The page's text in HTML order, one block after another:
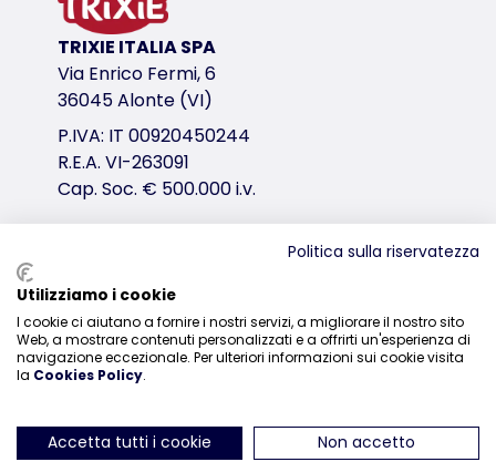
prodotto testato da un organismo indipendente
variante di prodotto
variante di prodotto: numero unico del
Misure
ø 6 cm
variante di prodotto: numero unico del
Misure
ø 7 cm
link per il download
TRIXIE Imballaggio 3259-3289-32880-32941-
TRIXIE ITALIA SPA
Via Enrico Fermi, 6
36045 Alonte (VI)
P.IVA: IT 00920450244
R.E.A. VI-263091
Cap. Soc. € 500.000 i.v.
Distribuzione
0444-835329
Politica sulla riservatezza
Utilizziamo i cookie
I cookie ci aiutano a fornire i nostri servizi, a migliorare il nostro sito
Web, a mostrare contenuti personalizzati e a offrirti un'esperienza di
navigazione eccezionale. Per ulteriori informazioni sui cookie visita
la Cookies Policy.
Accetta tutti i cookie Non accetto